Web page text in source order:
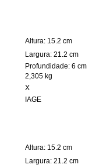
Altura: 15.2 cm
Largura: 21.2 cm
Profundidade: 6 cm
2,305 kg
X
IAGE
Altura: 15.2 cm
Largura: 21.2 cm